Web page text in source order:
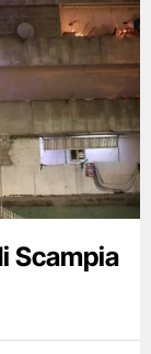
Scampia